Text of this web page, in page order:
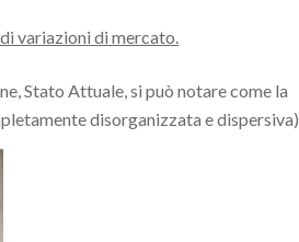
variazioni di mercato.
Stato Attuale, si può notare come la
disorganizzata e dispersiva)